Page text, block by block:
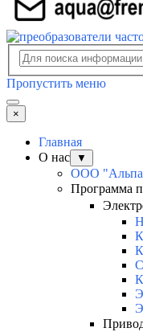
Пропустить меню
×
Главная
О нас
▼
ООО
Программа